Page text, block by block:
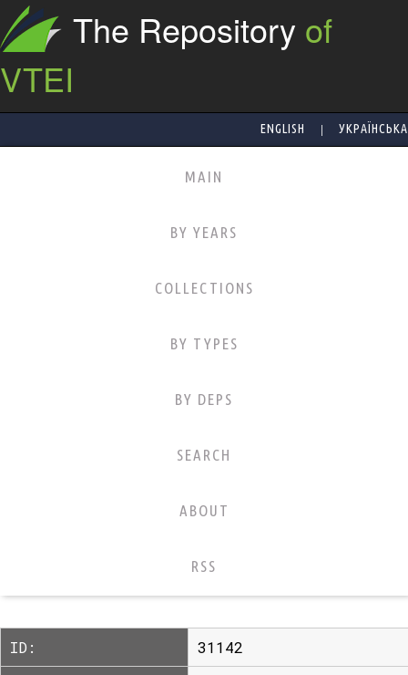
The Repository of
VTEI
ENGLISH | УКРАЇНСЬКА
MAIN
BY YEARS
COLLECTIONS
BY TYPES
BY DEPS
SEARCH
ABOUT
RSS
ID: 31142